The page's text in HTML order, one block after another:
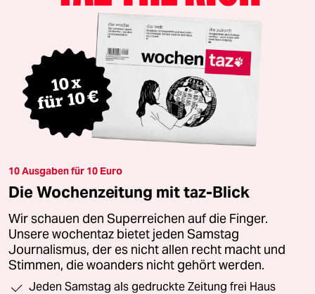
10 Ausgaben für 10 Euro
Die Wochenzeitung mit taz-Blick
Wir schauen den Superreichen auf die Finger.
Unsere wochentaz bietet jeden Samstag
Journalismus, der es nicht allen recht macht und
Stimmen, die woanders nicht gehört werden.
Jeden Samstag als gedruckte Zeitung frei Haus